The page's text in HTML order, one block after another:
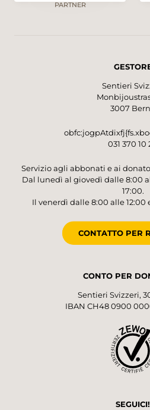
PARTNER
Sentieri
3007
031 370 10
Servizio agli abbonati e ai
Dal lunedì al giovedì dalle 8:00
17:00.
Il venerdì dalle 8:00 alle 12:00
CONTATTO PER
CONTO PER
Sentieri Svizzeri,
IBAN CH48 0900
SEGUICI!